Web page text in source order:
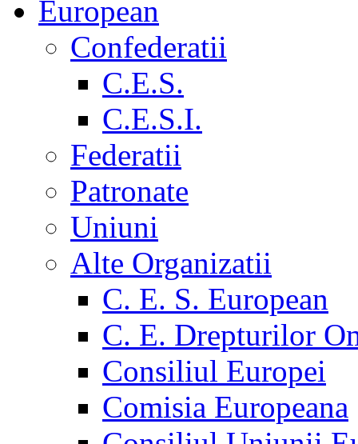
European
Confederatii
C.E.S.
C.E.S.I.
Federatii
Patronate
Uniuni
Alte Organizatii
C. E. S. European
C. E. Drepturilor
Consiliul Europei
Comisia Europeana